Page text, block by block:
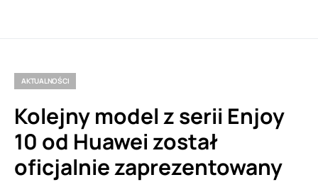
AKTUALNOŚCI
Kolejny model z serii Enjoy
10 od Huawei został
oficjalnie zaprezentowany